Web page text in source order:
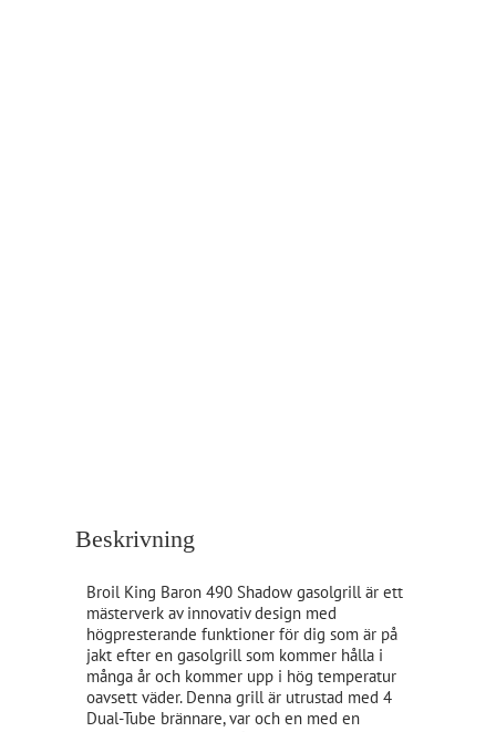
Beskrivning
Broil King Baron 490 Shadow gasolgrill är ett
mästerverk av innovativ design med
högpresterande funktioner för dig som är på
jakt efter en gasolgrill som kommer hålla i
många år och kommer upp i hög temperatur
oavsett väder. Denna grill är utrustad med 4
Dual-Tube brännare, var och en med en